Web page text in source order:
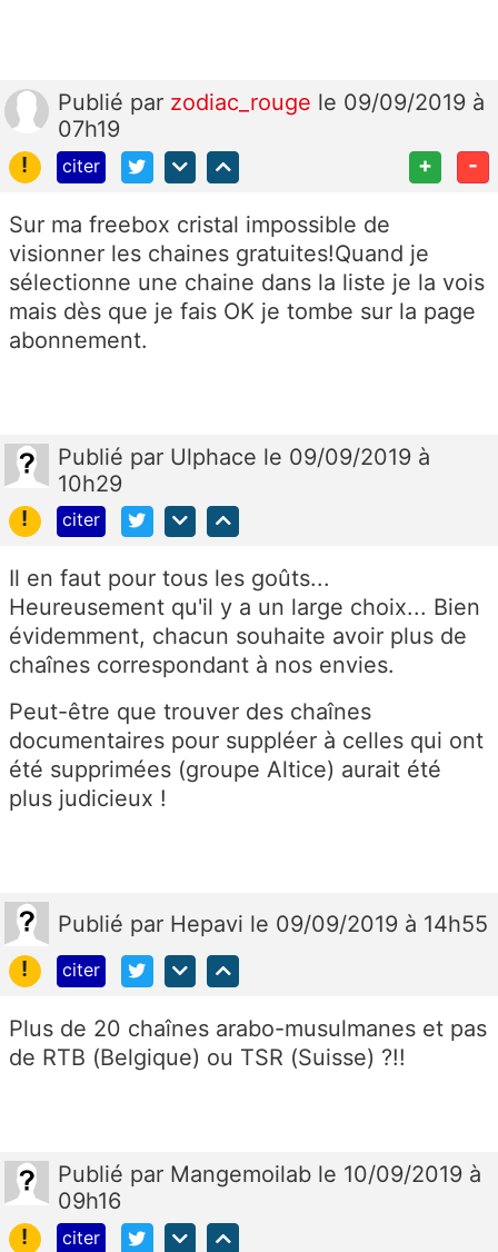
Publié par zodiac_rouge le 09/09/2019 à
07h19
!
citer + -
Sur ma freebox cristal impossible de
visionner les chaines gratuites!Quand je
sélectionne une chaine dans la liste je la vois
mais dès que je fais OK je tombe sur la page
abonnement.
Publié par Ulphace le 09/09/2019 à
10h29
!
citer
Il en faut pour tous les goûts...
Heureusement qu'il y a un large choix... Bien
évidemment, chacun souhaite avoir plus de
chaînes correspondant à nos envies.
Peut-être que trouver des chaînes
documentaires pour suppléer à celles qui ont
été supprimées (groupe Altice) aurait été
plus judicieux !
Publié par Hepavi le 09/09/2019 à 14h55
!
citer
Plus de 20 chaînes arabo-musulmanes et pas
de RTB (Belgique) ou TSR (Suisse) ?!!
Publié par Mangemoilab le 10/09/2019 à
09h16
!
citer